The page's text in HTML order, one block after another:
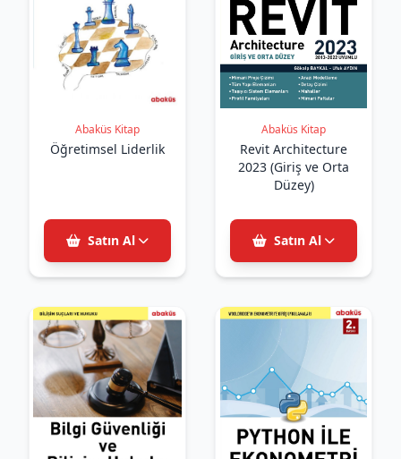
Abaküs Kitap
Öğretimsel Liderlik
Satın Al
Abaküs Kitap
Revit Architecture
2023 (Giriş ve Orta
Düzey)
Satın Al